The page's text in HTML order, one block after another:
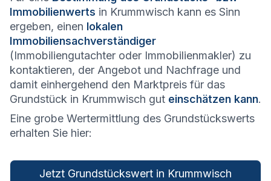
Immobilienwerts in Krummwisch kann es Sinn
ergeben, einen lokalen
Immobiliensachverständiger
(Immobiliengutachter oder Immobilienmakler) zu
kontaktieren, der Angebot und Nachfrage und
damit einhergehend den Marktpreis für das
Grundstück in Krummwisch gut einschätzen kann.
Eine grobe Wertermittlung des Grundstückswerts
erhalten Sie hier:
Jetzt Grundstückswert in Krummwisch